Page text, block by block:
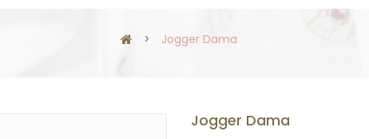
> Jogger Dama
Jogger Dama